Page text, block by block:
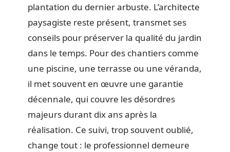
plantation du dernier arbuste. L’architecte
paysagiste reste présent, transmet ses
conseils pour préserver la qualité du jardin
dans le temps. Pour des chantiers comme
une piscine, une terrasse ou une véranda,
il met souvent en œuvre une garantie
décennale, qui couvre les désordres
majeurs durant dix ans après la
réalisation. Ce suivi, trop souvent oublié,
change tout : le professionnel demeure